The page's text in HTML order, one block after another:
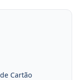
Cartão